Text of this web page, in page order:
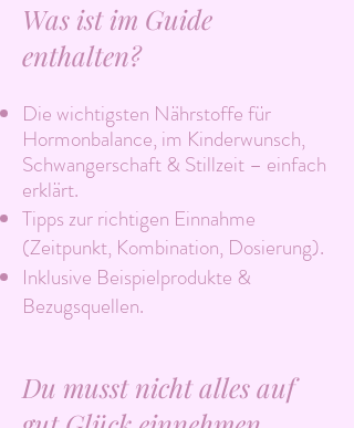
Was ist im Guide
enthalten?
Die wichtigsten Nährstoffe für
Hormonbalance, im Kinderwunsch,
Schwangerschaft & Stillzeit – einfach
erklärt.
Tipps zur richtigen Einnahme
(Zeitpunkt, Kombination, Dosierung).
Inklusive Beispielprodukte &
Bezugsquellen.
Du musst nicht alles auf